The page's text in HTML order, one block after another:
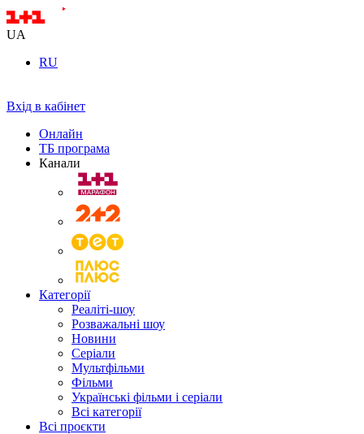
UA
RU
Вхід в кабінет
Онлайн
ТБ програма
Канали
Категорії
Реаліті-шоу
Розважальні шоу
Новини
Серіали
Мультфільми
Фільми
Українські фільми і серіали
Всі категорії
Всі проєкти